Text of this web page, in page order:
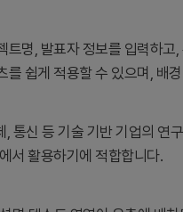
트명, 발표자 정보를 입력하
를 쉽게 적용할 수 있으며, 배
, 통신 등 기술 기반 기업의 연
서 활용하기에 적합합니다.